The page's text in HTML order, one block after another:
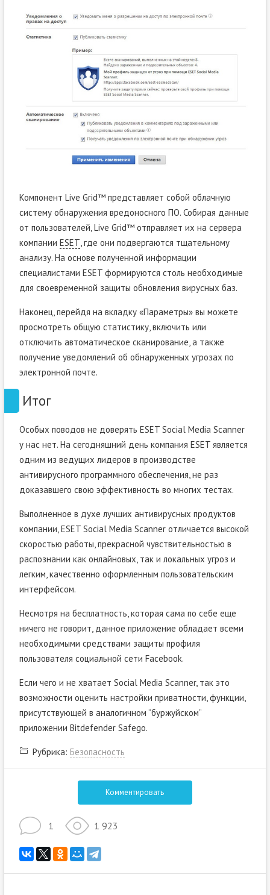
Компонент Live Grid™ представляет собой облачную
систему обнаружения вредоносного ПО. Собирая данные
от пользователей, Live Grid™ отправляет их на сервера
компании ESET, где они подвергаются тщательному
анализу. На основе полученной информации
специалистами ESET формируются столь необходимые
для своевременной защиты обновления вирусных баз.
Наконец, перейдя на вкладку «Параметры» вы можете
просмотреть общую статистику, включить или
отключить автоматическое сканирование, а также
получение уведомлений об обнаруженных угрозах по
электронной почте.
Итог
Особых поводов не доверять ESET Social Media Scanner
у нас нет. На сегодняшний день компания ESET является
одним из ведущих лидеров в производстве
антивирусного программного обеспечения, не раз
доказавшего свою эффективность во многих тестах.
Выполненное в духе лучших антивирусных продуктов
компании, ESET Social Media Scanner отличается высокой
скоростью работы, прекрасной чувствительностью в
распознании как онлайновых, так и локальных угроз и
легким, качественно оформленным пользовательским
интерфейсом.
Несмотря на бесплатность, которая сама по себе еще
ничего не говорит, данное приложение обладает всеми
необходимыми средствами защиты профиля
пользователя социальной сети Facebook.
Если чего и не хватает Social Media Scanner, так это
возможности оценить настройки приватности, функции,
присутствующей в аналогичном “буржуйском”
приложении Bitdefender Safego.
Рубрика: Безопасность
Комментировать
1 1 923